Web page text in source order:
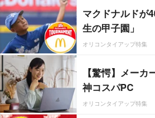
マクドナルドが
生の甲子園」
オリコンタイアップ特集
【驚愕】メーカ
神コスパPC
オリコンタイアップ特集